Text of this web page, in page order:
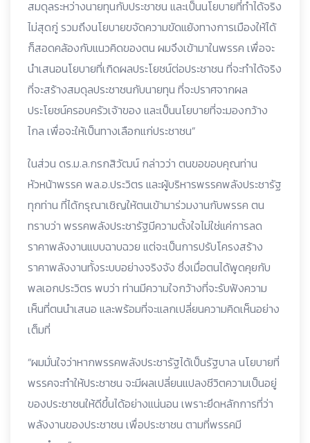
สมดุลระหว่างนายทุนกับประชาชน และเป็นนโยบายที่ทำได้จริง
ไม่สุดกู่ รวมถึงนโยบายขจัดความขัดแย้งทางการเมืองให้ได้
ก็สอดคล้องกับแนวคิดของตน ผมจึงเข้ามาในพรรค เพื่อจะ
นำเสนอนโยบายที่เกิดผลประโยชน์ต่อประชาชน ที่จะทำได้จริง
ที่จะสร้างสมดุลประชาชนกับนายทุน ที่จะปราศจากผล
ประโยชน์ครอบครัวเจ้าของ และเป็นนโยบายที่จะมองกว้าง
ไกล เพื่อจะให้เป็นทางเลือกแก่ประชาชน”
ในส่วน ดร.ม.ล.กรกสิวัฒน์ กล่าวว่า ตนขอขอบคุณท่าน
หัวหน้าพรรค พล.อ.ประวิตร และผู้บริหารพรรคพลังประชารัฐ
ทุกท่าน ที่ได้กรุณาเชิญให้ตนเข้ามาร่วมงานกับพรรค ตน
ทราบว่า พรรคพลังประชารัฐมีความตั้งใจไม่ใช่แค่การลด
ราคาพลังงานแบบฉาบฉวย แต่จะเป็นการปรับโครงสร้าง
ราคาพลังงานทั้งระบบอย่างจริงจัง ซึ่งเมื่อตนได้พูดคุยกับ
พลเอกประวิตร พบว่า ท่านมีความใจกว้างที่จะรับฟังความ
เห็นที่ตนนำเสนอ และพร้อมที่จะแลกเปลี่ยนความคิดเห็นอย่าง
เต็มที่
“ผมมั่นใจว่าหากพรรคพลังประชารัฐได้เป็นรัฐบาล นโยบายที่
พรรคจะทำให้ประชาชน จะมีผลเปลี่ยนแปลงชีวิตความเป็นอยู่
ของประชาชนให้ดีขึ้นได้อย่างแน่นอน เพราะยึดหลักการที่ว่า
พลังงานของประชาชน เพื่อประชาชน ตามที่พรรคมี